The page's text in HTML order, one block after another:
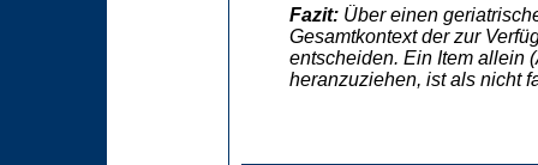
Fazit: Über einen
Gesamtkontext der zur
entscheiden. Ein Item allein
heranzuziehen, ist als nicht